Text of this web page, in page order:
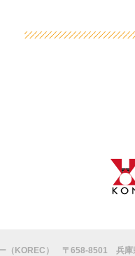
ー（KOREC） 〒658-8501 兵